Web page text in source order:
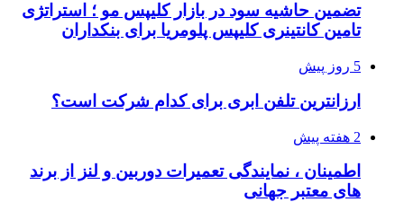
تضمین حاشیه سود در بازار کلیپس مو ؛ استراتژی
تامین کانتینری کلیپس پلومریا برای بنکداران
5 روز پیش
ارزانترین تلفن ابری برای کدام شرکت است؟
2 هفته پیش
اطمینان ، نمایندگی تعمیرات دوربین و لنز از برند
های معتبر جهانی